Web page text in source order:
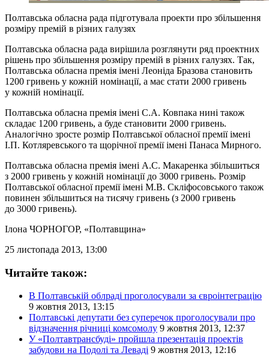
Полтавська обласна рада підготувала проекти про збільшення
розміру премій в різних галузях
Полтавська обласна рада вирішила розглянути ряд проектних
рішень про збільшення розміру премій в різних галузях. Так,
Полтавська обласна премія імені Леоніда Бразова становить
1200 гривень у кожній номінації, а має стати 2000 гривень
у кожній номінації.
Полтавська обласна премія імені С.А. Ковпака нині також
складає 1200 гривень, а буде становити 2000 гривень.
Аналогічно зросте розмір Полтавської обласної премії імені
І.П. Котляревського та щорічної премії імені Панаса Мирного.
Полтавська обласна премія імені А.С. Макаренка збільшиться
з 2000 гривень у кожній номінації до 3000 гривень. Розмір
Полтавської обласної премії імені М.В. Скліфосовського також
повинен збільшиться на тисячу гривень (з 2000 гривень
до 3000 гривень).
Ілона ЧОРНОГОР, «Полтавщина»
25 листопада 2013, 13:00
Читайте також:
В Полтавській облраді проголосували за євроінтеграцію
9 жовтня 2013, 13:15
Полтавські депутати без суперечок проголосували про
відзначення річниці комсомолу 9 жовтня 2013, 12:37
У «Полтавтрансбуді» пройшла презентація проектів
забудови на Подолі та Леваді 9 жовтня 2013, 12:16